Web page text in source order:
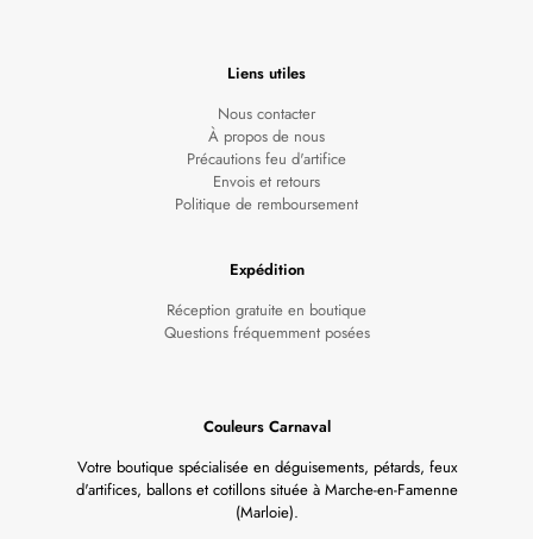
Liens utiles
Nous contacter
À propos de nous
Précautions feu d'artifice
Envois et retours
Politique de remboursement
Expédition
Réception gratuite en boutique
Questions fréquemment posées
Couleurs Carnaval
Votre boutique spécialisée en déguisements, pétards, feux
d'artifices, ballons et cotillons située à Marche-en-Famenne
(Marloie).